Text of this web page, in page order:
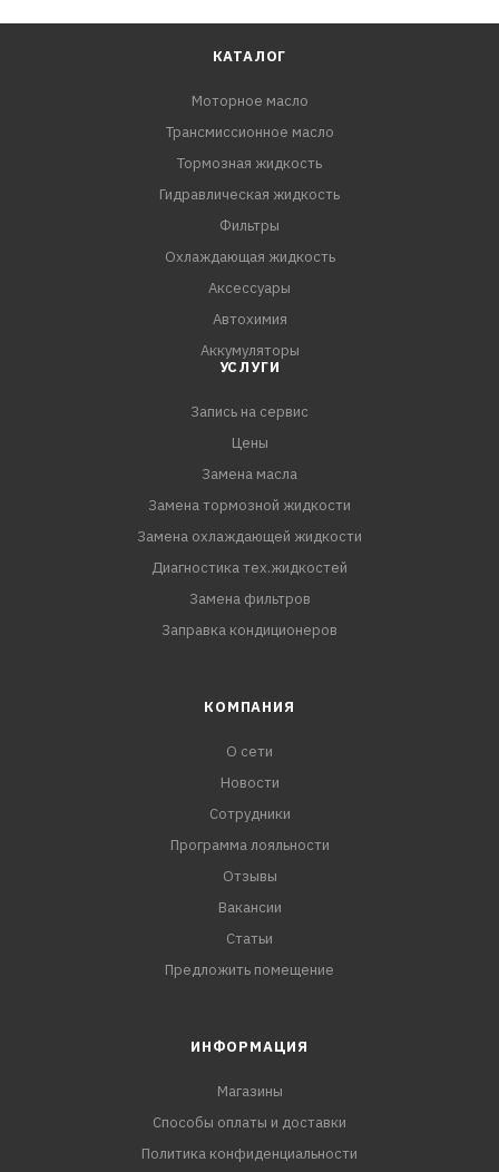
КАТАЛОГ
Моторное масло
Трансмиссионное масло
Тормозная жидкость
Гидравлическая жидкость
Фильтры
Охлаждающая жидкость
Аксессуары
Автохимия
Аккумуляторы
УСЛУГИ
Запись на сервис
Цены
Замена масла
Замена тормозной жидкости
Замена охлаждающей жидкости
Диагностика тех.жидкостей
Замена фильтров
Заправка кондиционеров
КОМПАНИЯ
О сети
Новости
Сотрудники
Программа лояльности
Отзывы
Вакансии
Статьи
Предложить помещение
ИНФОРМАЦИЯ
Магазины
Способы оплаты и доставки
Политика конфиденциальности